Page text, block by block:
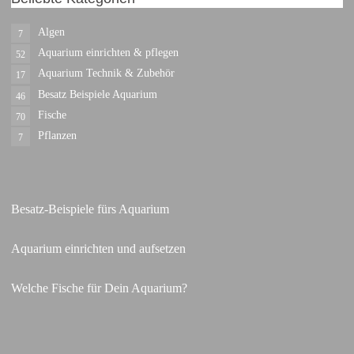
Algen
7
Aquarium einrichten & pflegen
52
Aquarium Technik & Zubehör
17
Besatz Beispiele Aquarium
46
Fische
70
Pflanzen
7
Besatz-Beispiele fürs Aquarium
Aquarium einrichten und aufsetzen
Welche Fische für Dein Aquarium?